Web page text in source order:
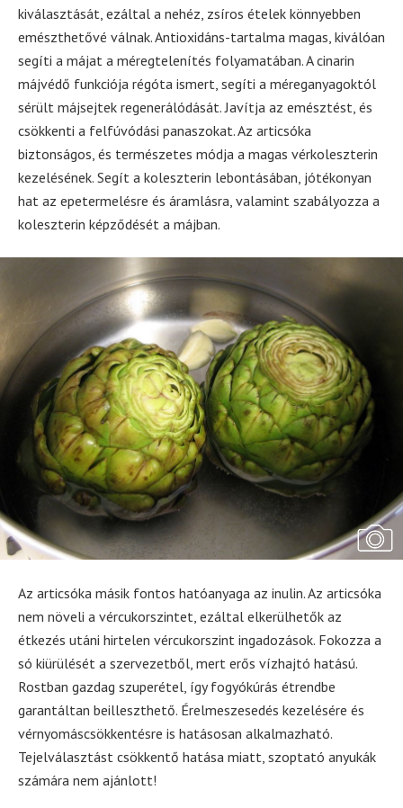
kiválasztását, ezáltal a nehéz, zsíros ételek könnyebben
emészthetővé válnak. Antioxidáns-tartalma magas, kiválóan
segíti a májat a méregtelenítés folyamatában. A cinarin
májvédő funkciója régóta ismert, segíti a méreganyagoktól
sérült májsejtek regenerálódását. Javítja az emésztést, és
csökkenti a felfúvódási panaszokat. Az articsóka
biztonságos, és természetes módja a magas vérkoleszterin
kezelésének. Segít a koleszterin lebontásában, jótékonyan
hat az epetermelésre és áramlásra, valamint szabályozza a
koleszterin képződését a májban.
Az articsóka másik fontos hatóanyaga az inulin. Az articsóka
nem növeli a vércukorszintet, ezáltal elkerülhetők az
étkezés utáni hirtelen vércukorszint ingadozások. Fokozza a
só kiürülését a szervezetből, mert erős vízhajtó hatású.
Rostban gazdag szuperétel, így fogyókúrás étrendbe
garantáltan beilleszthető. Érelmeszesedés kezelésére és
vérnyomáscsökkentésre is hatásosan alkalmazható.
Tejelválasztást csökkentő hatása miatt, szoptató anyukák
számára nem ajánlott!